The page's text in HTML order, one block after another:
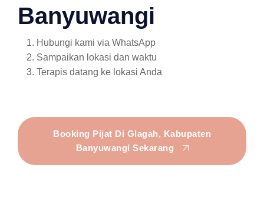
Banyuwangi
Hubungi kami via WhatsApp
Sampaikan lokasi dan waktu
Terapis datang ke lokasi Anda
Booking Pijat Di Glagah, Kabupaten
Banyuwangi Sekarang